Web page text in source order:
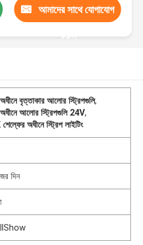
আমাদের সাথে যোগাযোগ
করুন
বৃত্তাকার আলোর স্ট্রিপগুলি,
আলোর স্ট্রিপগুলি 24V,
অধীনে স্ট্রিপ লাইটিং
দিন